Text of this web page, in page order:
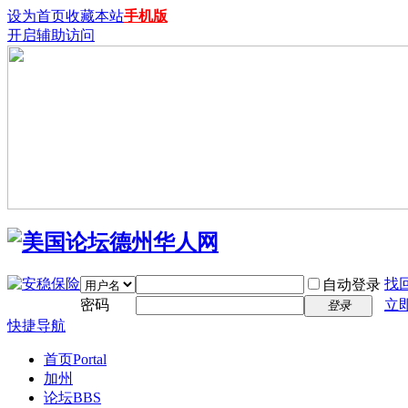
设为首页收藏本站手机版
开启辅助访问
自动登录 找
密码
登录
立
快捷导航
首页Portal
加州
论坛BBS